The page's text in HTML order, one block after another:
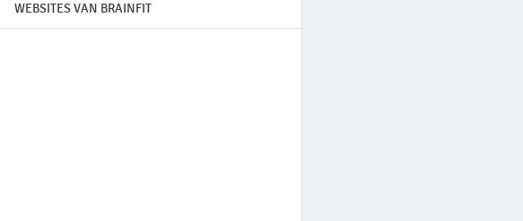
WEBSITES VAN BRAINFIT